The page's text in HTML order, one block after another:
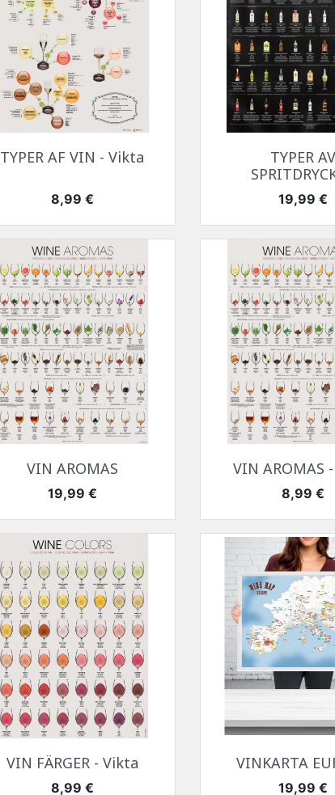
Snabbvy
TYPER AF VIN - Vikta
Pris
8,99 €
Snabbvy
TYPER AV
Pris
19,99 €
Snabbvy
VIN AROMAS
Pris
19,99 €
Snabbvy
VIN AROMAS
Pris
8,99 €
 Snabbvy
VIN FÄRGER - Vikta
Pris
8,99 €
Snabbvy
VINKARTA
Pris
19,99 €